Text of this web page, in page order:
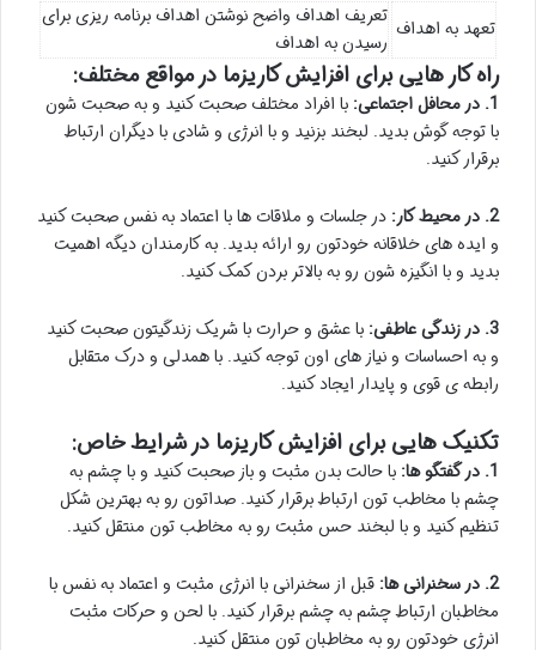
تعهد به اهداف تعریف اهداف واضح نوشتن اهداف برنامه ریزی برای
رسیدن به اهداف
راه کار هایی برای افزایش کاریزما در مواقع مختلف:
1. در محافل اجتماعی:
با افراد مختلف صحبت کنید و به صحبت شون
با توجه گوش بدید. لبخند بزنید و با انرژی و شادی با دیگران ارتباط
برقرار کنید.
2. در محیط کار:
در جلسات و ملاقات ها با اعتماد به نفس صحبت کنید
و ایده های خلاقانه خودتون رو ارائه بدید. به کارمندان دیگه اهمیت
بدید و با انگیزه شون رو به بالاتر بردن کمک کنید.
3. در زندگی عاطفی:
با عشق و حرارت با شریک زندگیتون صحبت کنید
و به احساسات و نیاز های اون توجه کنید. با همدلی و درک متقابل
رابطه ی قوی و پایدار ایجاد کنید.
تکنیک هایی برای افزایش کاریزما در شرایط خاص:
1. در گفتگو ها:
با حالت بدن مثبت و باز صحبت کنید و با چشم به
چشم با مخاطب تون ارتباط برقرار کنید. صداتون رو به بهترین شکل
تنظیم کنید و با لبخند حس مثبت رو به مخاطب تون منتقل کنید.
2. در سخنرانی ها:
قبل از سخنرانی با انرژی مثبت و اعتماد به نفس با
مخاطبان ارتباط چشم به چشم برقرار کنید. با لحن و حرکات مثبت
انرژی خودتون رو به مخاطبان تون منتقل کنید.